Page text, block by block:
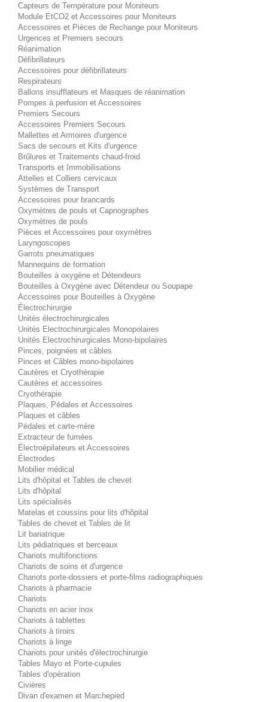
Capteurs de Température pour Moniteurs
Module EtCO2 et Accessoires pour Moniteurs
Accessoires et Pièces de Rechange pour Moniteurs
Urgences et Premiers secours
Réanimation
Défibrillateurs
Accessoires pour défibrillateurs
Respirateurs
Ballons insufflateurs et Masques de réanimation
Pompes à perfusion et Accessoires
Premiers Secours
Accessoires Premiers Secours
Mallettes et Armoires d'urgence
Sacs de secours et Kits d'urgence
Brûlures et Traitements chaud-froid
Transports et Immobilisations
Attelles et Colliers cervicaux
Systèmes de Transport
Accessoires pour brancards
Oxymètres de pouls et Capnographes
Oxymètres de pouls
Pièces et Accessoires pour oxymètres
Laryngoscopes
Garrots pneumatiques
Mannequins de formation
Bouteilles à oxygène et Détendeurs
Bouteilles à Oxygène avec Détendeur ou Soupape
Accessoires pour Bouteilles à Oxygène
Électrochirurgie
Unités électrochirurgicales
Unités Electrochirurgicales Monopolaires
Unités Electrochirurgicales Mono-bipolaires
Pinces, poignées et câbles
Pinces et Câbles mono-bipolaires
Cautères et Cryothérapie
Cautères et accessoires
Cryothérapie
Plaques, Pédales et Accessoires
Plaques et câbles
Pédales et carte-mère
Extracteur de fumées
Électroépilateurs et Accessoires
Électrodes
Mobilier médical
Lits d'hôpital et Tables de chevet
Lits d'hôpital
Lits spécialisés
Matelas et coussins pour lits d'hôpital
Tables de chevet et Tables de lit
Lit bariatrique
Lits pédiatriques et berceaux
Chariots multifonctions
Chariots de soins et d'urgence
Chariots porte-dossiers et porte-films radiographiques
Chariots à pharmacie
Chariots
Chariots en acier inox
Chariots à tablettes
Chariots à tiroirs
Chariots à linge
Chariots pour unités d'électrochirurgie
Tables Mayo et Porte-cupules
Tables d'opération
Civières
Divan d'examen et Marchepied